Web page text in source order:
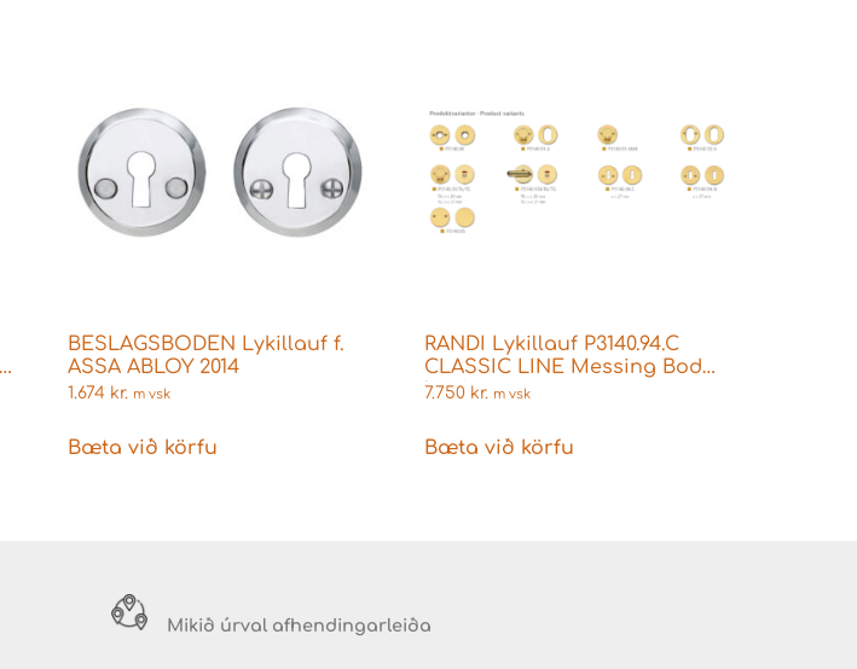
BESLAGSBODEN Lykillauf f.
ASSA ABLOY 2014
1.674 kr. m vsk
Bæta við körfu
RANDI Lykillauf P3140.94.C
CLASSIC LINE Messing Boda
læsingu
7.750 kr. m vsk
Bæta við körfu
Mikið úrval afhendingarleiða